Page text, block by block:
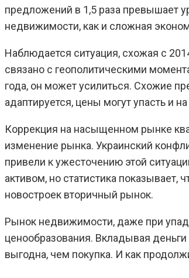
предложений в 1,5 раза превышает
недвижимости, как и сложная
Наблюдается ситуация, схожая с
связано с геополитическими
года, он может усилиться. Схожие
адаптируется, цены могут упасть и
Коррекция на насыщенном рынке
изменение рынка. Украинский
привели к ужесточению этой
активом, но статистика
новостроек вторичный рынок.
Рынок недвижимости, даже при
ценообразования. Вкладывая
выгодна, чем покупка. И как